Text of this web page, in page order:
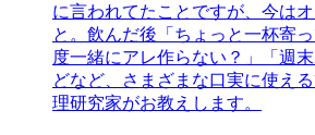
に言われてたことですが、今は
と。飲んだ後「ちょっと一杯寄
度一緒にアレ作らない？」「週
どなど、さまざまな口実に使え
理研究家がお教えします。